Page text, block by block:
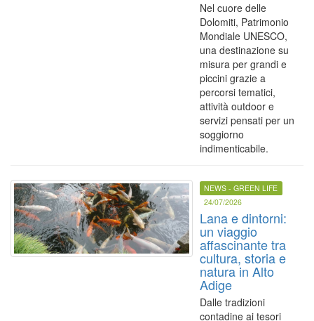
Nel cuore delle
Dolomiti, Patrimonio
Mondiale UNESCO,
una destinazione su
misura per grandi e
piccini grazie a
percorsi tematici,
attività outdoor e
servizi pensati per un
soggiorno
indimenticabile.
NEWS - GREEN LIFE
24/07/2026
Lana e dintorni:
un viaggio
affascinante tra
cultura, storia e
natura in Alto
Adige
Dalle tradizioni
contadine ai tesori